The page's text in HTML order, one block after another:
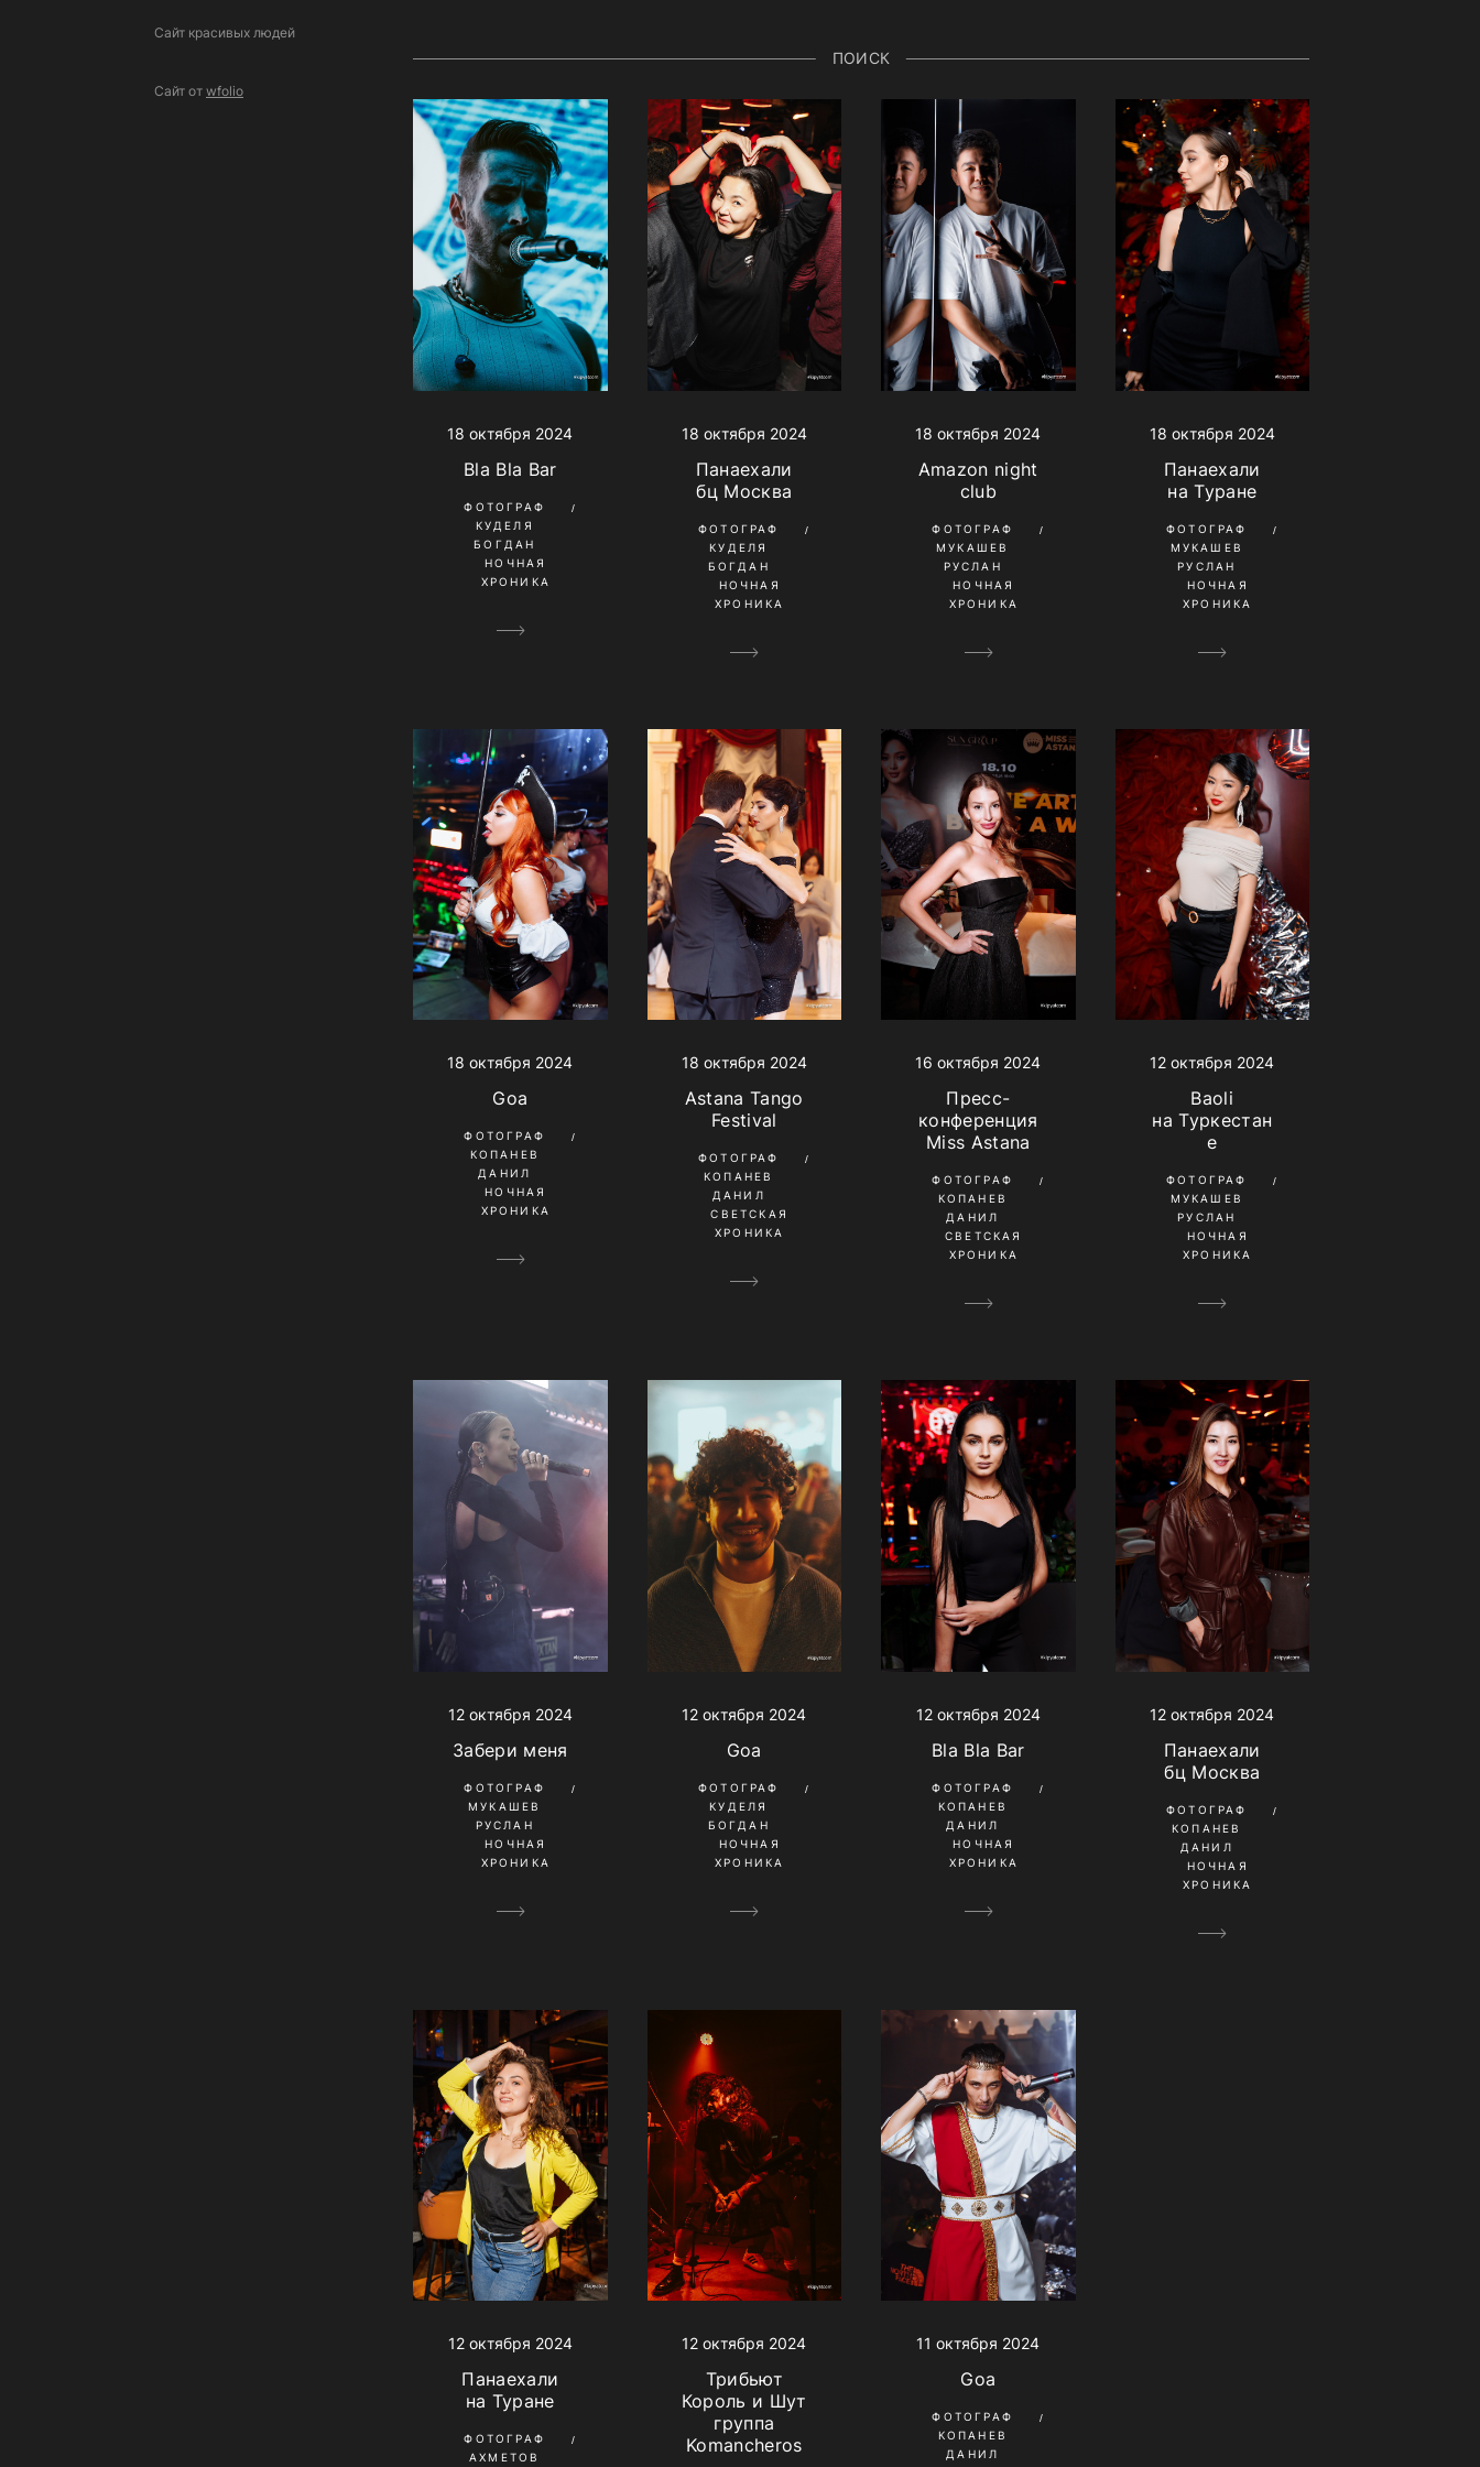
Сайт красивых людей
Сайт от wfolio
ПОИСК
18 октября 2024
Bla Bla Bar
ФОТОГРАФ
КУДЕЛЯ
БОГДАН
НОЧНАЯ
ХРОНИКА
18 октября 2024
Панаехали
бц Москва
ФОТОГРАФ
КУДЕЛЯ
БОГДАН
НОЧНАЯ
ХРОНИКА
18 октября 2024
Amazon night
club
ФОТОГРАФ
МУКАШЕВ
РУСЛАН
НОЧНАЯ
ХРОНИКА
18 октября 2024
Панаехали
на Туране
ФОТОГРАФ
МУКАШЕВ
РУСЛАН
НОЧНАЯ
ХРОНИКА
18 октября 2024
Goa
ФОТОГРАФ
КОПАНЕВ
ДАНИЛ
НОЧНАЯ
ХРОНИКА
18 октября 2024
Astana Tango
Festival
ФОТОГРАФ
КОПАНЕВ
ДАНИЛ
СВЕТСКАЯ
ХРОНИКА
16 октября 2024
Пресс-
конференция
Miss Astana
ФОТОГРАФ
КОПАНЕВ
ДАНИЛ
СВЕТСКАЯ
ХРОНИКА
12 октября 2024
Baoli
на Туркестан
е
ФОТОГРАФ
МУКАШЕВ
РУСЛАН
НОЧНАЯ
ХРОНИКА
12 октября 2024
Забери меня
ФОТОГРАФ
МУКАШЕВ
РУСЛАН
НОЧНАЯ
ХРОНИКА
12 октября 2024
Goa
ФОТОГРАФ
КУДЕЛЯ
БОГДАН
НОЧНАЯ
ХРОНИКА
12 октября 2024
Bla Bla Bar
ФОТОГРАФ
КОПАНЕВ
ДАНИЛ
НОЧНАЯ
ХРОНИКА
12 октября 2024
Панаехали
бц Москва
ФОТОГРАФ
КОПАНЕВ
ДАНИЛ
НОЧНАЯ
ХРОНИКА
12 октября 2024
Панаехали
на Туране
ФОТОГРАФ
АХМЕТОВ
12 октября 2024
Трибьют
Король и Шут
группа
Komancheros
11 октября 2024
Goa
ФОТОГРАФ
КОПАНЕВ
ДАНИЛ